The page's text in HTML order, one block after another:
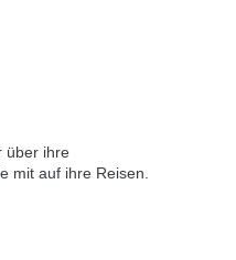
über ihre
mit auf ihre Reisen.